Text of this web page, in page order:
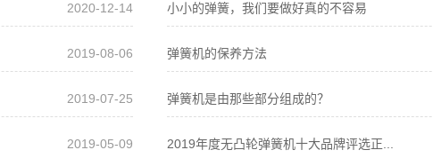
2020-12-14 小小的弹簧，我们要做好真的不容易
2019-08-06 弹簧机的保养方法
2019-07-25 弹簧机是由那些部分组成的？
2019-05-09 2019年度无凸轮弹簧机十大品牌评选正...